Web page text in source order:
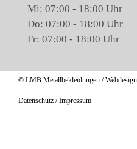
Mi: 07:00 - 18:00 Uhr
Do: 07:00 - 18:00 Uhr
Fr: 07:00 - 18:00 Uhr
© LMB Metallbekleidungen /
Datenschutz /Impressum